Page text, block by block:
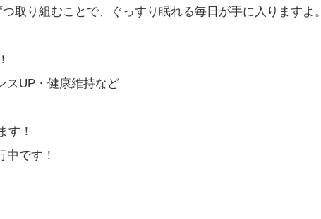
取り組むことで、ぐっすり眠れる毎日が手に入りますよ。
スUP・健康維持など
す！
です！